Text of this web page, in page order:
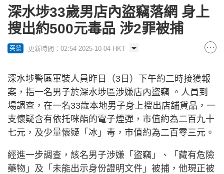
深水埗33歲男店內盜竊落網 身上
搜出約500元毒品 涉2罪被捕
突發 更新時間：02:54 2025-10-04 HKT
深水埗警區軍裝人員昨日（3日）下午約二時接獲報
案，指一名男子於深水埗區涉嫌店內盜竊 。人員到
場調查，在一名33歲本地男子身上搜出店舖貨品，一
支懷疑含有依托咪酯的電子煙彈，市值約為二百九十
七元，及少量懷疑「冰」毒，市值約為二百零三元。
經進一步調查，該名男子涉嫌「盜竊」、「藏有危險
藥物」及「未能出示身份證明文件」被捕，他現正被